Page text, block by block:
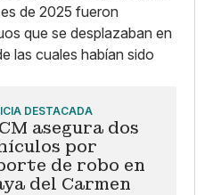
de 2025 fueron
que se desplazaban en
las cuales habían sido
DESTACADA
asegura dos
por
de robo en
del Carmen